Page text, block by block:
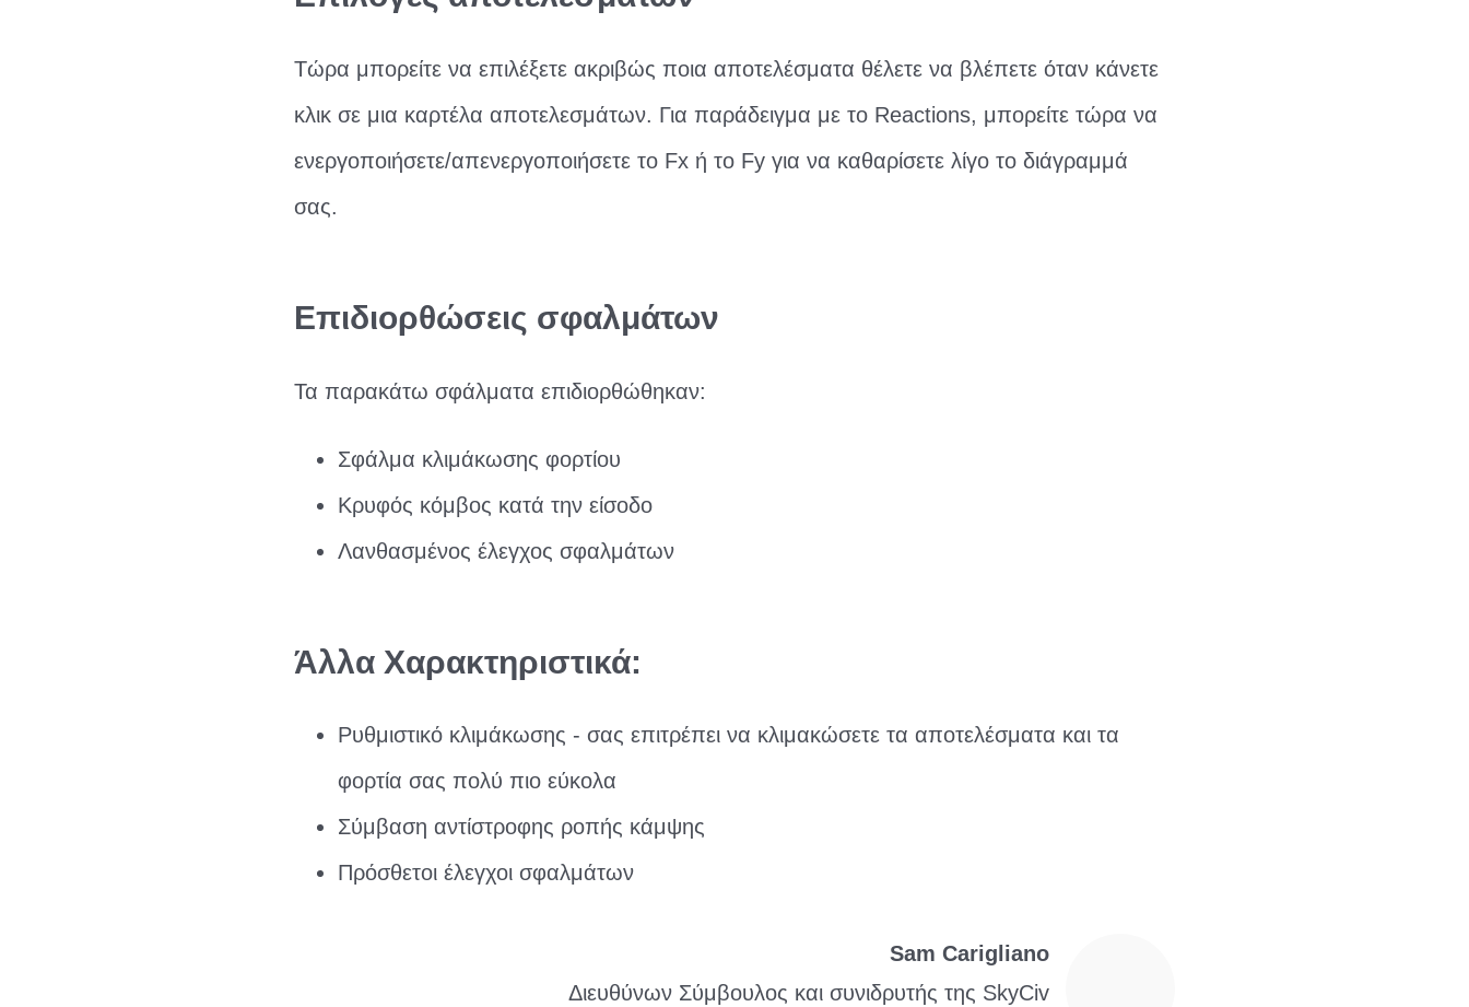
Τώρα μπορείτε να επιλέξετε ακριβώς ποια αποτελέσματα θέλετε να βλέπετε όταν κάνετε
κλικ σε μια καρτέλα αποτελεσμάτων. Για παράδειγμα με το Reactions, μπορείτε τώρα να
ενεργοποιήσετε/απενεργοποιήσετε το Fx ή το Fy για να καθαρίσετε λίγο το διάγραμμά
σας.
Επιδιορθώσεις σφαλμάτων
Τα παρακάτω σφάλματα επιδιορθώθηκαν:
Σφάλμα κλιμάκωσης φορτίου
Κρυφός κόμβος κατά την είσοδο
Λανθασμένος έλεγχος σφαλμάτων
Άλλα Χαρακτηριστικά:
Ρυθμιστικό κλιμάκωσης - σας επιτρέπει να κλιμακώσετε τα αποτελέσματα και τα
φορτία σας πολύ πιο εύκολα
Σύμβαση αντίστροφης ροπής κάμψης
Πρόσθετοι έλεγχοι σφαλμάτων
Sam Carigliano
Διευθύνων Σύμβουλος και συνιδρυτής της SkyCiv